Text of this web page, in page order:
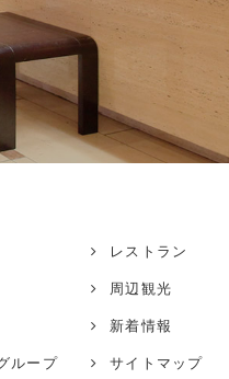
ループ
レストラン
周辺観光
新着情報
サイトマップ